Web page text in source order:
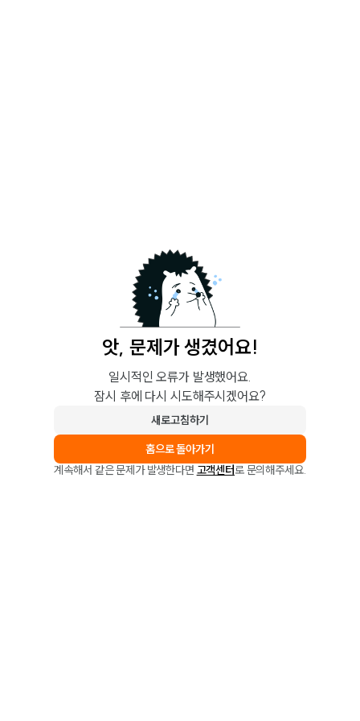
앗, 문제가 생겼어요!
일시적인 오류가 발생했어요.
잠시 후에 다시 시도해주시겠어요?
새로고침하기
홈으로 돌아가기
계속해서 같은 문제가 발생한다면 고객센터로 문의해주세요.